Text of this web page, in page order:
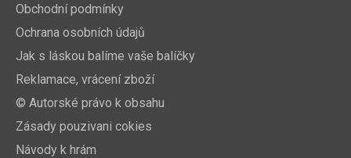
Obchodní podmínky
Ochrana osobních údajů
Jak s láskou balíme vaše balíčky
Reklamace, vrácení zboží
© Autorské právo k obsahu
Zásady pouzivani cokies
Návody k hrám